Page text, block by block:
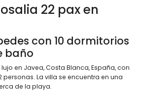
22 pax en
con 10 dormitorios
baño
en Javea, Costa Blanca, España, con
La villa se encuentra en una
de la playa.